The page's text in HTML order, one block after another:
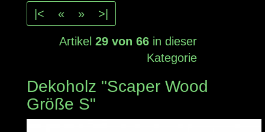
|<
« » >|
Artikel29 von 66 in dieser
Kategorie
Dekoholz "Scaper Wood
Größe S"